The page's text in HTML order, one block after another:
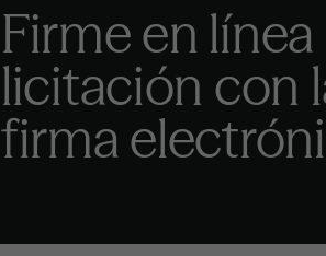
Firme en
licitación con
firma